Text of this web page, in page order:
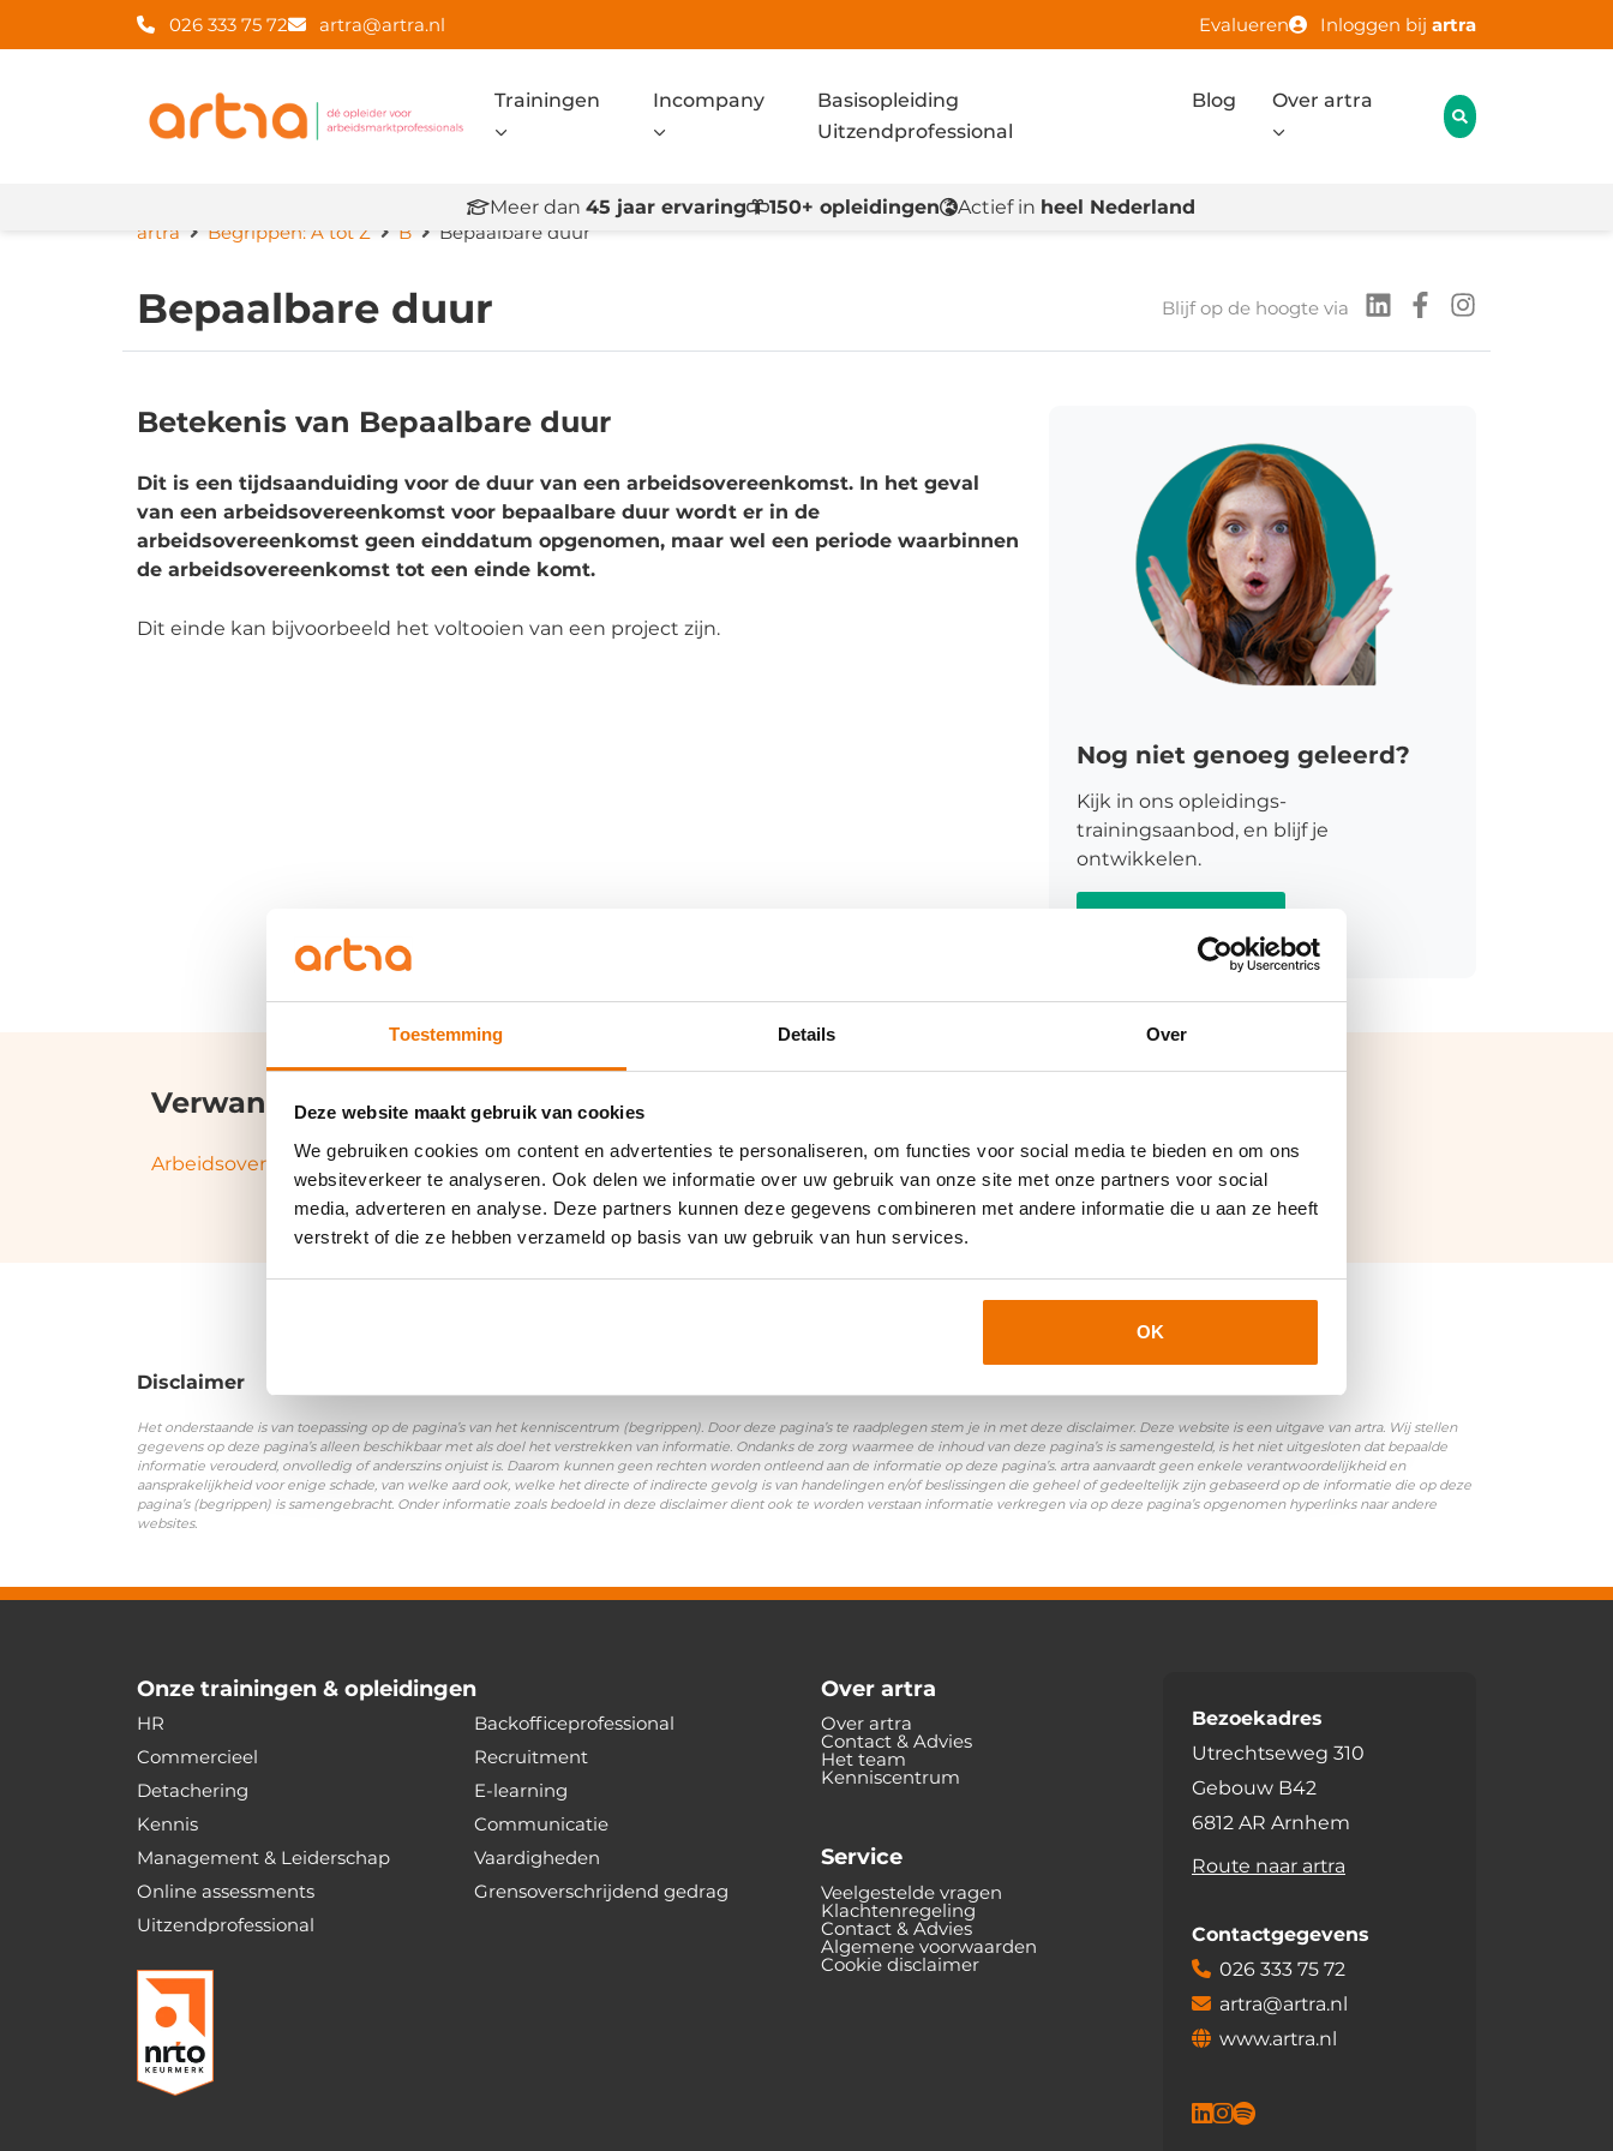
Toestemming Details Over
Deze website maakt gebruik van cookies
We gebruiken cookies om content en advertenties te personaliseren, om functies voor social media te bieden en om ons
websiteverkeer te analyseren. Ook delen we informatie over uw gebruik van onze site met onze partners voor social
media, adverteren en analyse. Deze partners kunnen deze gegevens combineren met andere informatie die u aan ze heeft
verstrekt of die ze hebben verzameld op basis van uw gebruik van hun services.
OK
026 333 75 72 artra@artra.nl Evalueren Inloggen bij artra
Trainingen Incompany
Basisopleiding
Uitzendprofessional
Blog Over artra
Meer dan 45 jaar ervaring 150+ opleidingen Actief in heel Nederland
artra
Begrippen: A tot Z B Bepaalbare duur
Bepaalbare duur Blijf op de hoogte via
Betekenis van Bepaalbare duur
Dit is een tijdsaanduiding voor de duur van een arbeidsovereenkomst. In het geval
van een arbeidsovereenkomst voor bepaalbare duur wordt er in de
arbeidsovereenkomst geen einddatum opgenomen, maar wel een periode waarbinnen
de arbeidsovereenkomst tot een einde komt.
Dit einde kan bijvoorbeeld het voltooien van een project zijn.
Nog niet genoeg geleerd?
Kijk in ons opleidings-
trainingsaanbod, en blijf je
ontwikkelen.
Verwante termen en synoniemen:
Arbeidsovereenkomst|Loondienst|Opzeggen arbeidsovereenkomst
Disclaimer
Het onderstaande is van toepassing op de pagina’s van het kenniscentrum (begrippen). Door deze pagina’s te raadplegen stem je in met deze disclaimer. Deze website is een uitgave van artra. Wij stellen
gegevens op deze pagina’s alleen beschikbaar met als doel het verstrekken van informatie. Ondanks de zorg waarmee de inhoud van deze pagina’s is samengesteld, is het niet uitgesloten dat bepaalde
informatie verouderd, onvolledig of anderszins onjuist is. Daarom kunnen geen rechten worden ontleend aan de informatie op deze pagina’s. artra aanvaardt geen enkele verantwoordelijkheid en
aansprakelijkheid voor enige schade, van welke aard ook, welke het directe of indirecte gevolg is van handelingen en/of beslissingen die geheel of gedeeltelijk zijn gebaseerd op de informatie die op deze
pagina’s (begrippen) is samengebracht. Onder informatie zoals bedoeld in deze disclaimer dient ook te worden verstaan informatie verkregen via op deze pagina’s opgenomen hyperlinks naar andere
websites.
Onze trainingen & opleidingen
HR
Commercieel
Detachering
Kennis
Management & Leiderschap
Online assessments
Uitzendprofessional
Backofficeprofessional
Recruitment
E-learning
Communicatie
Vaardigheden
Grensoverschrijdend gedrag
Over artra
Over artra
Contact & Advies
Het team
Kenniscentrum
Service
Veelgestelde vragen
Klachtenregeling
Contact & Advies
Algemene voorwaarden
Cookie disclaimer
Bezoekadres
Utrechtseweg 310
Gebouw B42
6812 AR Arnhem
Route naar artra
Contactgegevens
026 333 75 72
artra@artra.nl
www.artra.nl